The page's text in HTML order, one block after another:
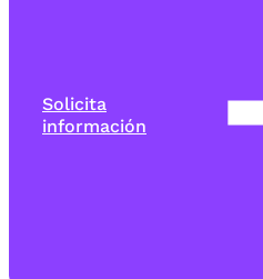
Solicita
información